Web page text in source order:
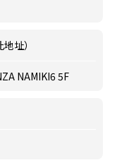
址）
NAMIKI6 5F